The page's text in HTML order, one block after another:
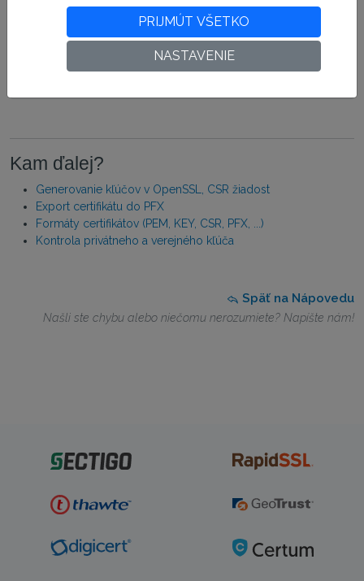
Kam ďalej?
Generovanie kľúčov v OpenSSL, CSR žiadost
Export certifikátu do PFX
Formáty certifikátov (PEM, KEY, CSR, PFX, ...)
Kontrola privátneho a verejného kľúča
Späť na Nápovedu
Našli ste chybu alebo niečomu nerozumiete? Napíšte nám!
PRIJMÚT VŠETKO
NASTAVENIE